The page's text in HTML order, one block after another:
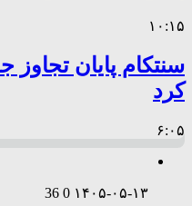
۱۰:۱۵
سنتکام پایان تجاوز
کرد
۶:۰۵
۱۴۰۵-۰۵-۱۳ 0
36